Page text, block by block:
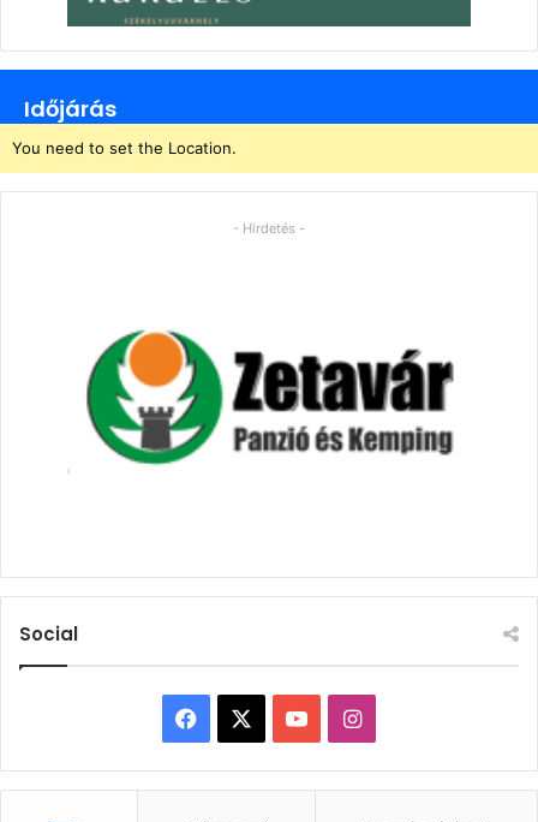
Időjárás
You need to set the Location.
- Hirdetés -
Social
Facebook YouTubeInstagram